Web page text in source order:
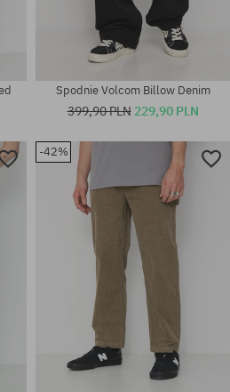
Dostępne rozmiary:
25; 26; 27; 29
Spodnie Volcom Billow Denim
399,90 PLN 229,90 PLN
-42%